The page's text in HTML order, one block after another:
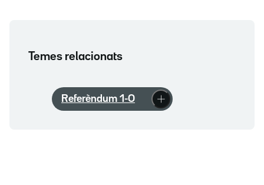
Temes relacionats
Referèndum 1-O